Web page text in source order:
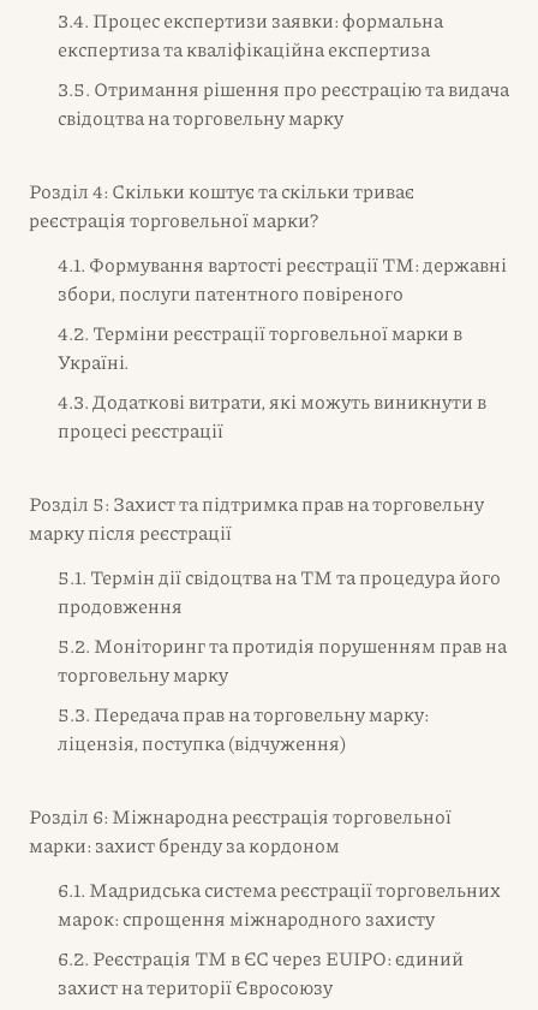
3.4. Процес експертизи заявки: формальна
експертиза та кваліфікаційна експертиза
3.5. Отримання рішення про реєстрацію та видача
свідоцтва на торговельну марку
Розділ 4: Скільки коштує та скільки триває
реєстрація торговельної марки?
4.1. Формування вартості реєстрації ТМ: державні
збори, послуги патентного повіреного
4.2. Терміни реєстрації торговельної марки в
Україні.
4.3. Додаткові витрати, які можуть виникнути в
процесі реєстрації
Розділ 5: Захист та підтримка прав на торговельну
марку після реєстрації
5.1. Термін дії свідоцтва на ТМ та процедура його
продовження
5.2. Моніторинг та протидія порушенням прав на
торговельну марку
5.3. Передача прав на торговельну марку:
ліцензія, поступка (відчуження)
Розділ 6: Міжнародна реєстрація торговельної
марки: захист бренду за кордоном
6.1. Мадридська система реєстрації торговельних
марок: спрощення міжнародного захисту
6.2. Реєстрація ТМ в ЄС через EUIPO: єдиний
захист на території Євросоюзу